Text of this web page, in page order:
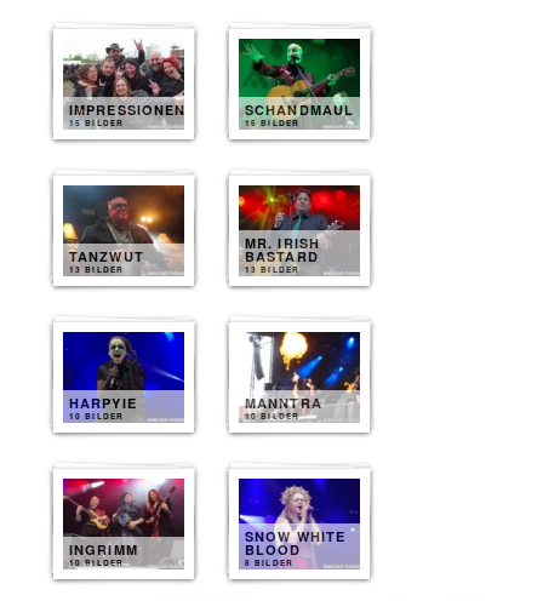
IMPRESSIONEN
15 BILDER
SCHANDMAUL
15 BILDER
TANZWUT
13 BILDER
MR. IRISH
BASTARD
13 BILDER
HARPYIE
10 BILDER
MANNTRA
10 BILDER
INGRIMM
10 BILDER
SNOW WHITE
BLOOD
8 BILDER